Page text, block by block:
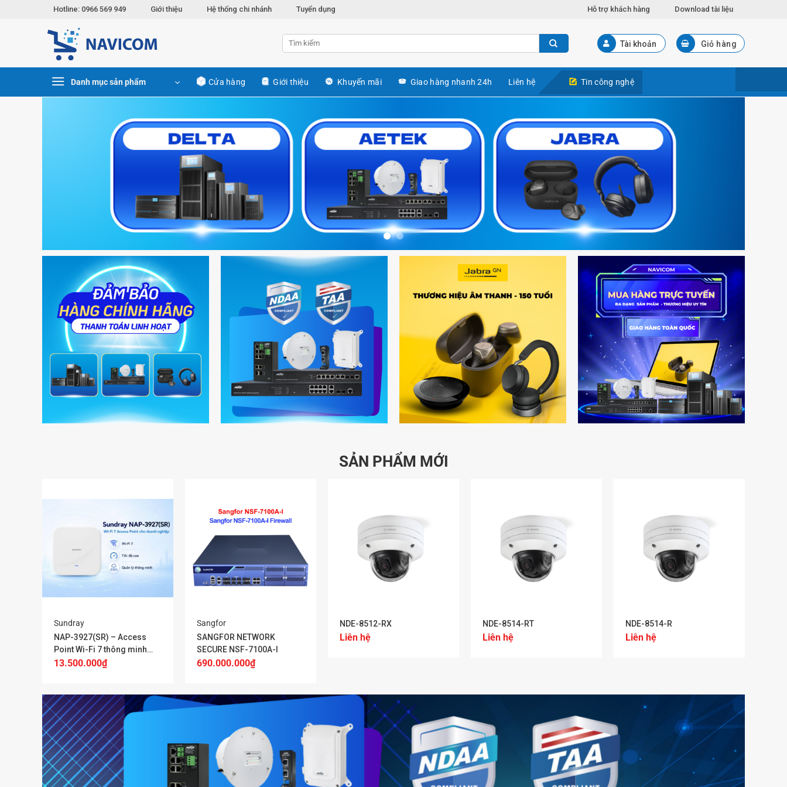
Hotline: 0966 569 949 Giới thiệu Hệ thống chi nhánh Tuyển dụng Hỗ trợ khách hàng Download tài liệu
Tài khoản Giỏ hàng
Danh mục sản phẩm Cửa hàng Giới thiệu Khuyến mãi Giao hàng nhanh 24h Liên hệ Tin công nghệ
SẢN PHẨM MỚI
Sundray
NAP-3927(SR) – Access
Point Wi-Fi 7 thông minh
cho doanh nghiệp
13.500.000₫
Sangfor
SANGFOR NETWORK
SECURE NSF-7100A-I
690.000.000₫
NDE-8512-RX
Liên hệ
NDE-8514-RT
Liên hệ
NDE-8514-R
Liên hệ